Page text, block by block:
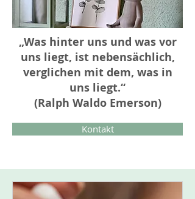
„Was hinter uns und was vor
uns liegt, ist nebensächlich,
verglichen mit dem, was in
uns liegt.“
(Ralph Waldo Emerson)
Kontakt